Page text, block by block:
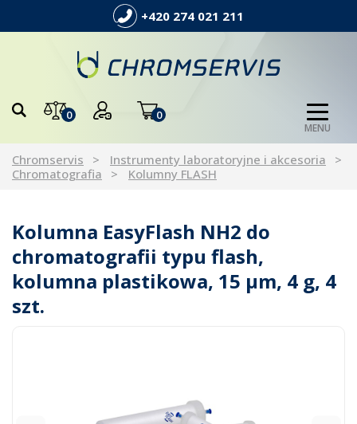
+420 274 021 211
0 0
MENU
Chromservis
Instrumenty laboratoryjne i akcesoria
Chromatografia
Kolumny FLASH
Kolumna EasyFlash NH2 do
chromatografii typu flash,
kolumna plastikowa, 15 µm, 4 g, 4
szt.